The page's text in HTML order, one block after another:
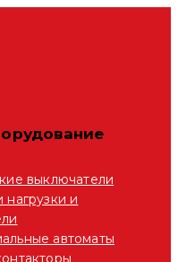
выключатели
и
автоматы